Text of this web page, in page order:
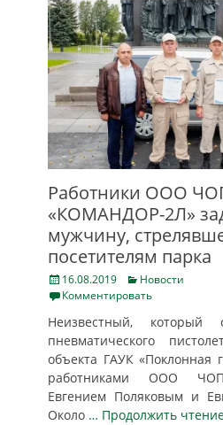
Работники ООО
«КОМАНДОР-2Л»
мужчину,
посетителям парка
Posted
on
16.08.2019 Categories
Новости
Комментировать
Неизвестный,
пневматического
объекта ГАУК «Поклонная
работниками ООО
Евгением Поляковым и
Около … Продолжить